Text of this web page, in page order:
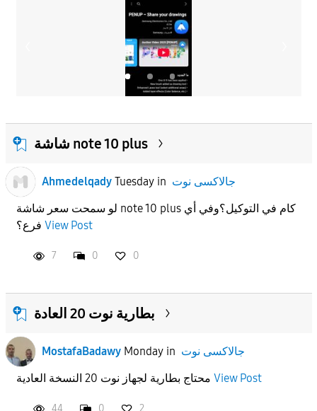
شاشة note 10 plus
Ahmedelqady Tuesdayin جالاكسى نوت
لو سمحت سعر شاشة note 10 plus كام في التوكيل؟وفي أي
View Post
7 0 0
بطارية نوت 20 العادة
MostafaBadawy Mondayin جالاكسى نوت
View Post